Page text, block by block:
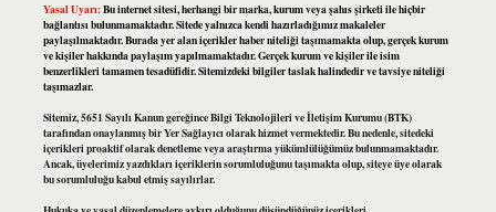
Yasal Uyarı:Bu internet sitesi, herhangi bir marka, kurum veya şahıs şirketi ile hiçbir
bağlantısı bulunmamaktadır. Sitede yalnızca kendi hazırladığımız makaleler
paylaşılmaktadır. Burada yer alan içerikler haber niteliği taşımamakta olup, gerçek kurum
ve kişiler hakkında paylaşım yapılmamaktadır. Gerçek kurum ve kişiler ile isim
benzerlikleri tamamen tesadüfidir. Sitemizdeki bilgiler taslak halindedir ve tavsiye niteliği
taşımazlar.
Sitemiz, 5651 Sayılı Kanun gereğince Bilgi Teknolojileri ve İletişim Kurumu (BTK)
tarafından onaylanmış bir Yer Sağlayıcı olarak hizmet vermektedir. Bu nedenle, sitedeki
içerikleri proaktif olarak denetleme veya araştırma yükümlülüğümüz bulunmamaktadır.
Ancak, üyelerimiz yazdıkları içeriklerin sorumluluğunu taşımakta olup, siteye üye olarak
bu sorumluluğu kabul etmiş sayılırlar.